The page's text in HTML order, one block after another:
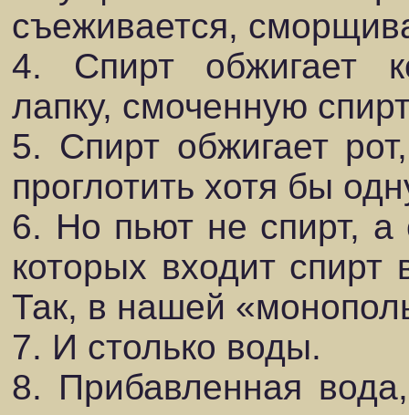
съеживается,
4. Спирт обжигает
лапку, смоченную
5. Спирт обжигает
проглотить хотя бы
6. Но пьют не спирт, а
которых входит
Так, в нашей
7. И столько воды.
8. Прибавленная